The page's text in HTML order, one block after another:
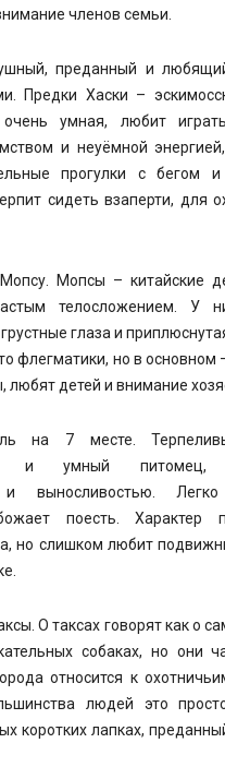
членов семьи.
преданный и
Предки Хаски –
умная, любит
и неуёмной
прогулки с бегом и
сидеть взаперти, для
Мопсы – китайские
телосложением. У
глаза и
флегматики, но в
любят детей и внимание
на 7 месте.
и умный питомец,
и выносливостью. Легко
поесть. Характер
но слишком любит
О таксах говорят как о
собаках, но они
относится к
людей это
коротких лапках,